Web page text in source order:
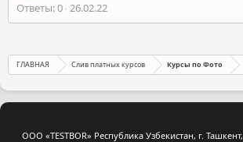
Ответы 0 26.02.22
ГЛАВНАЯ Слив платных курсов Курсы по Фото
ООО «TESTBOR» Республика Узбекистан, г.